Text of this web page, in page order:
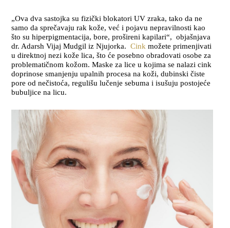
„Ova dva sastojka su fizički blokatori UV zraka, tako da ne
samo da sprečavaju rak kože, već i pojavu nepravilnosti kao
što su hiperpigmentacija, bore, prošireni kapilari“, objašnjava
dr. Adarsh ​​Vijaj Mudgil iz Njujorka. Cink možete primenjivati
u direktnoj nezi kože lica, što će posebno obradovati osobe za
problematičnom kožom. Maske za lice u kojima se nalazi cink
doprinose smanjenju upalnih procesa na koži, dubinski čiste
pore od nečistoća, regulišu lučenje sebuma i isušuju postojeće
bubuljice na licu.